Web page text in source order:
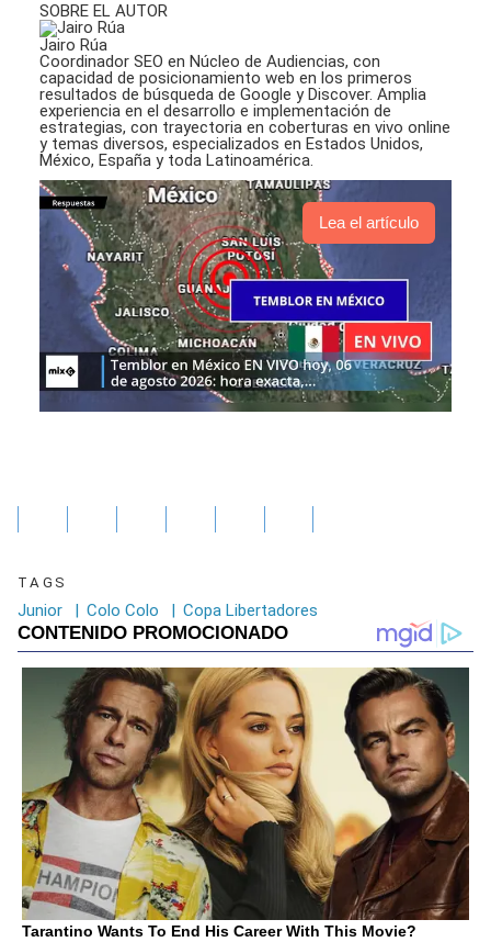
SOBRE EL AUTOR
Jairo Rúa
Coordinador SEO en Núcleo de Audiencias, con
capacidad de posicionamiento web en los primeros
resultados de búsqueda de Google y Discover. Amplia
experiencia en el desarrollo e implementación de
estrategias, con trayectoria en coberturas en vivo online
y temas diversos, especializados en Estados Unidos,
México, España y toda Latinoamérica.
Lea el artículo
TAGS
Junior | Colo Colo | Copa Libertadores